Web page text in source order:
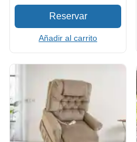
Añadir al carrito